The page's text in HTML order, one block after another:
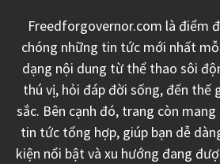
Freedforgovernor.com là điểm
chóng những tin tức mới nhất
dạng nội dung từ thể thao sôi
thú vị, hỏi đáp đời sống, đến thế
sắc. Bên cạnh đó, trang còn
tin tức tổng hợp, giúp bạn dễ
kiện nổi bật và xu hướng đang